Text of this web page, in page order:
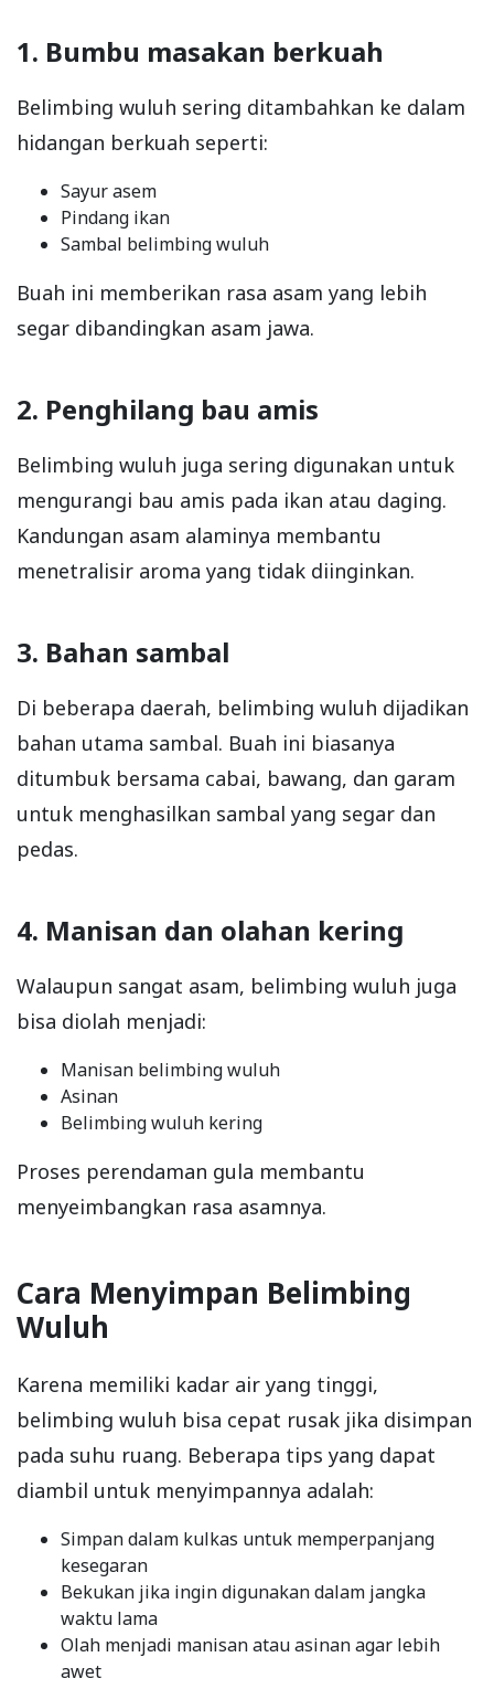
1. Bumbu masakan berkuah
Belimbing wuluh sering ditambahkan ke dalam
hidangan berkuah seperti:
Sayur asem
Pindang ikan
Sambal belimbing wuluh
Buah ini memberikan rasa asam yang lebih
segar dibandingkan asam jawa.
2. Penghilang bau amis
Belimbing wuluh juga sering digunakan untuk
mengurangi bau amis pada ikan atau daging.
Kandungan asam alaminya membantu
menetralisir aroma yang tidak diinginkan.
3. Bahan sambal
Di beberapa daerah, belimbing wuluh dijadikan
bahan utama sambal. Buah ini biasanya
ditumbuk bersama cabai, bawang, dan garam
untuk menghasilkan sambal yang segar dan
pedas.
4. Manisan dan olahan kering
Walaupun sangat asam, belimbing wuluh juga
bisa diolah menjadi:
Manisan belimbing wuluh
Asinan
Belimbing wuluh kering
Proses perendaman gula membantu
menyeimbangkan rasa asamnya.
Cara Menyimpan Belimbing
Wuluh
Karena memiliki kadar air yang tinggi,
belimbing wuluh bisa cepat rusak jika disimpan
pada suhu ruang. Beberapa tips yang dapat
diambil untuk menyimpannya adalah:
Simpan dalam kulkas untuk memperpanjang
kesegaran
Bekukan jika ingin digunakan dalam jangka
waktu lama
Olah menjadi manisan atau asinan agar lebih
awet